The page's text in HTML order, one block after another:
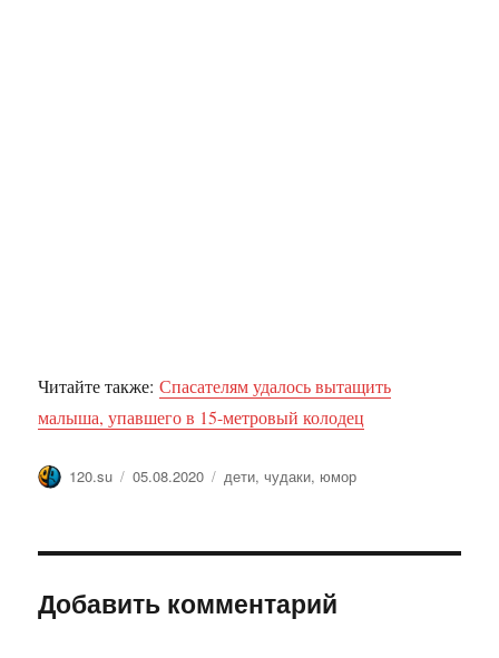
Читайте также:Спасателям удалось вытащить
малыша, упавшего в 15-метровый колодец
Автор
120.su Опубликовано
05.08.2020 Метки
дети,чудаки, юмор
Добавить комментарий